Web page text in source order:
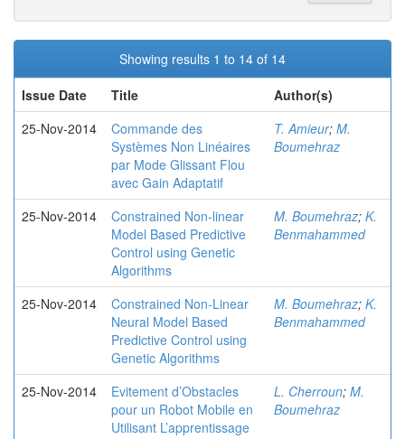
Showing results 1 to 14 of 14
Issue Date
Title
Author(s)
25-Nov-2014
Commande des
Systèmes Non Linéaires
par Mode Glissant Flou
avec Gain Adaptatif
T. Amieur; M.
Boumehraz
25-Nov-2014
Constrained Non-linear
Model Based Predictive
Control using Genetic
Algorithms
M. Boumehraz; K.
Benmahammed
25-Nov-2014
Constrained Non-Linear
Neural Model Based
Predictive Control using
Genetic Algorithms
M. Boumehraz; K.
Benmahammed
25-Nov-2014
Evitement d’Obstacles
pour un Robot Mobile en
Utilisant L’apprentissage
L. Cherroun; M.
Boumehraz